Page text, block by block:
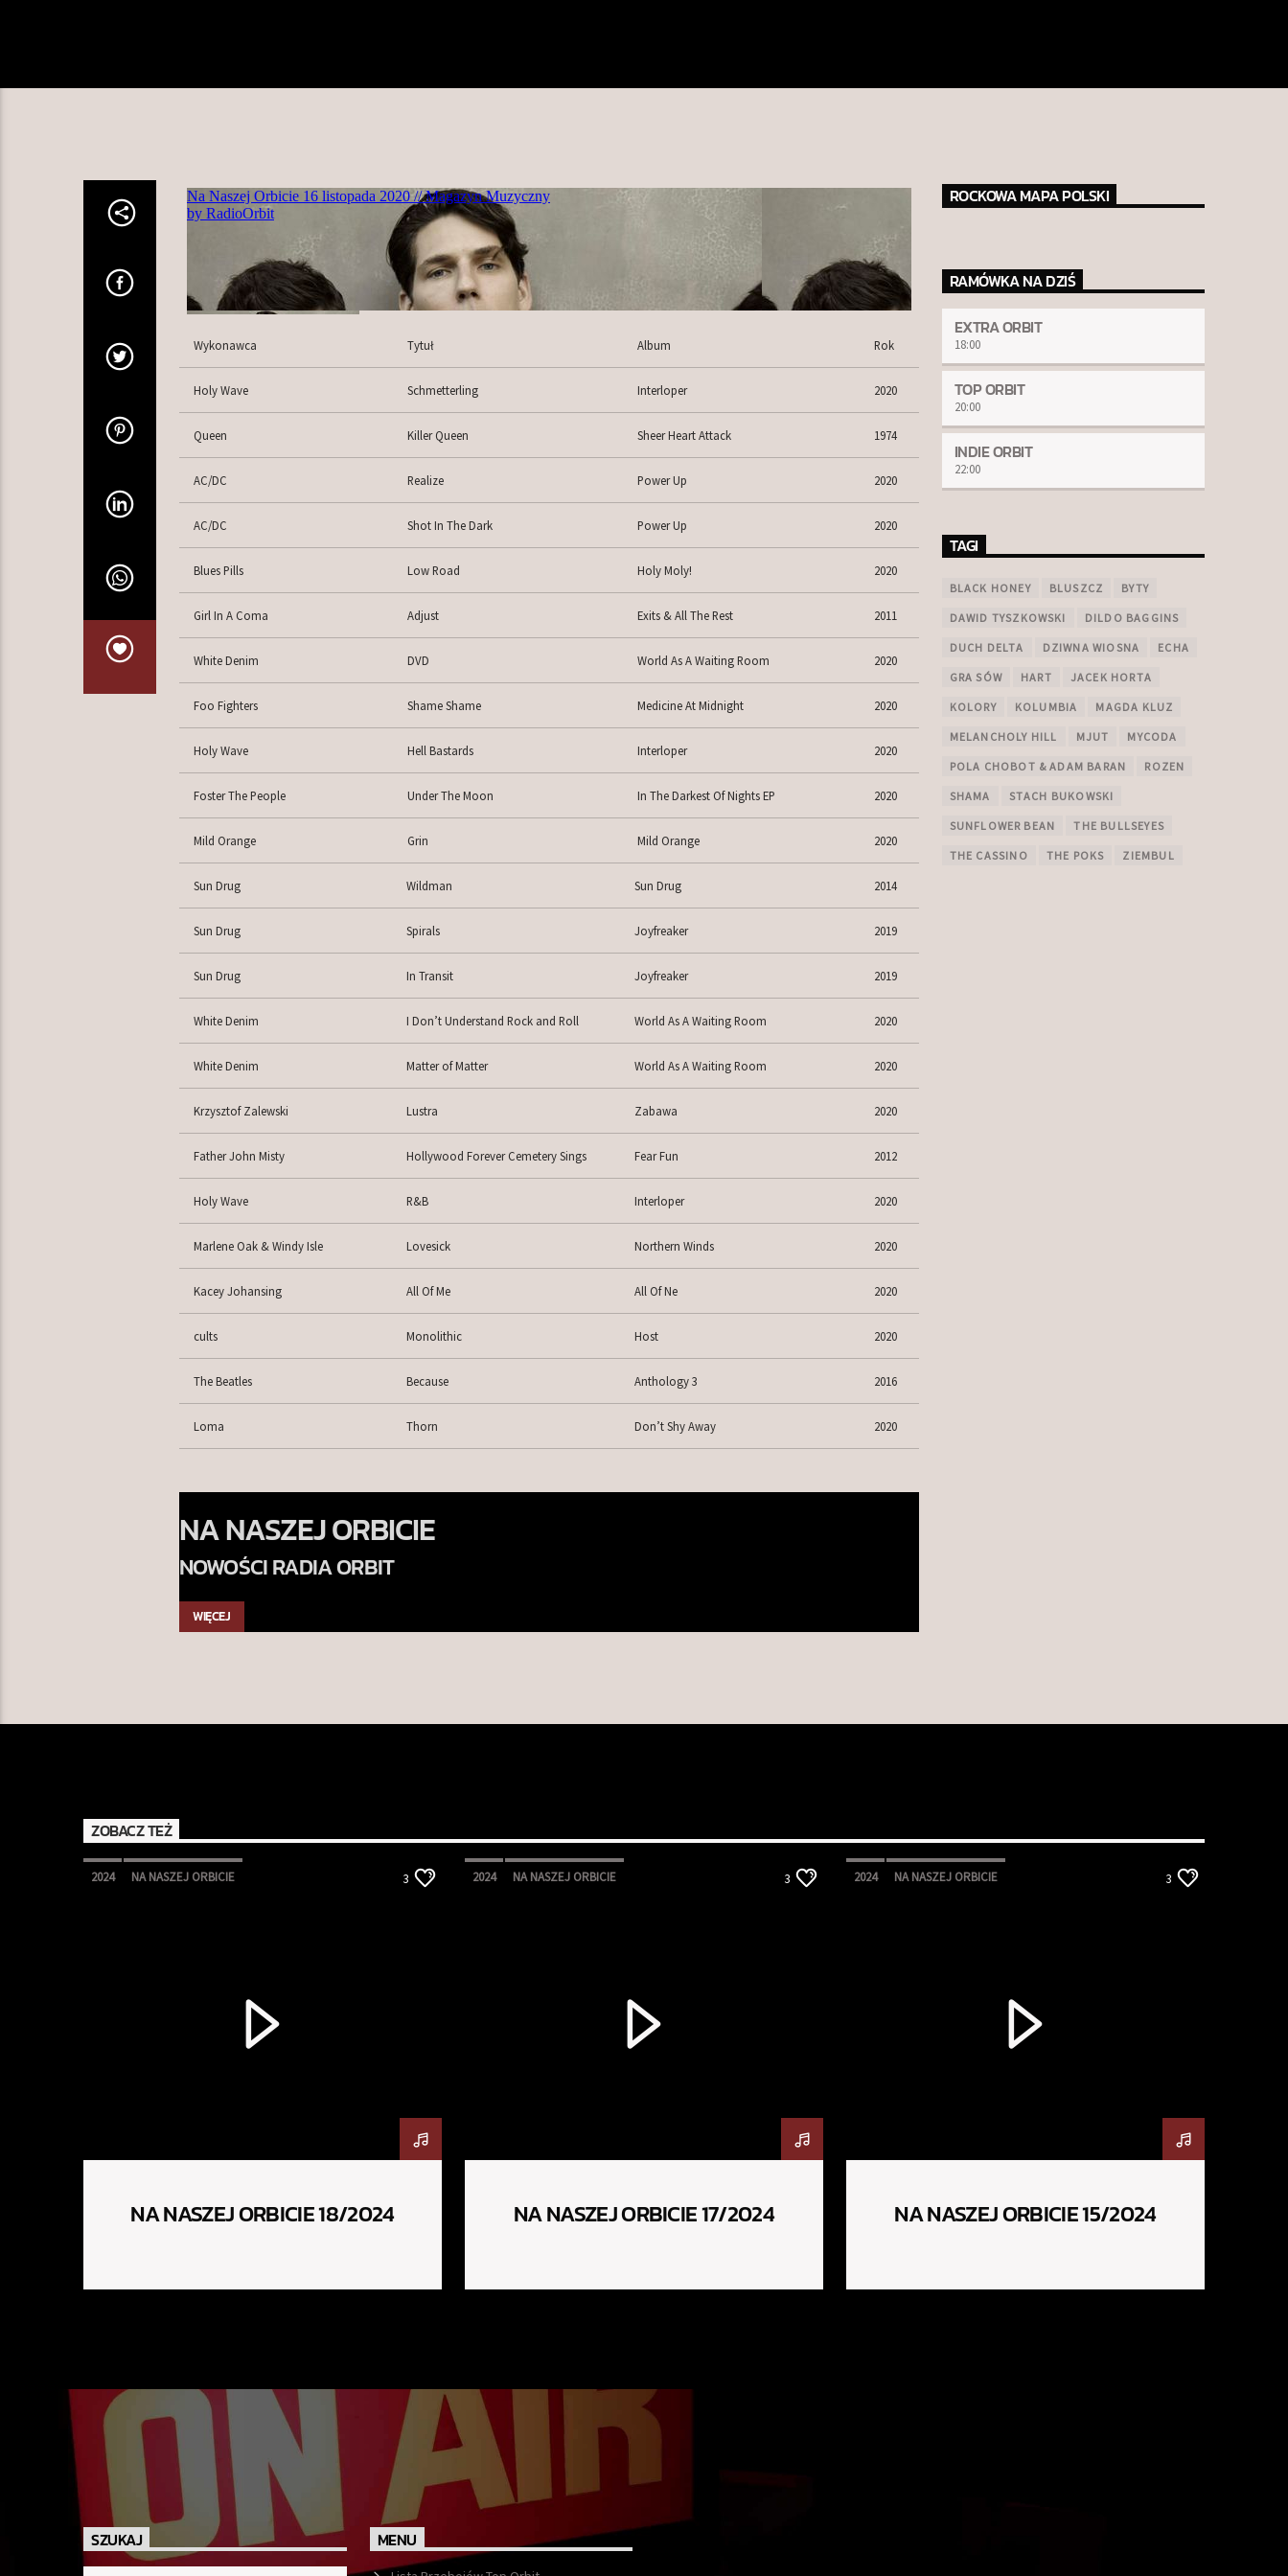
Wykonawca Tytuł Album Rok
Holy Wave Schmetterling Interloper 2020
Queen Killer Queen Sheer Heart Attack 1974
AC/DC Realize Power Up 2020
AC/DC Shot In The Dark Power Up 2020
Blues Pills Low Road Holy Moly! 2020
Girl In A Coma Adjust Exits & All The Rest 2011
White Denim DVD World As A Waiting Room 2020
Foo Fighters Shame Shame Medicine At Midnight 2020
Holy Wave Hell Bastards Interloper 2020
Foster The People Under The Moon In The Darkest Of Nights EP 2020
Mild Orange Grin Mild Orange 2020
Sun Drug Wildman Sun Drug 2014
Sun Drug Spirals Joyfreaker 2019
Sun Drug In Transit Joyfreaker 2019
White Denim I Don’t Understand Rock and Roll World As A Waiting Room 2020
White Denim Matter of Matter World As A Waiting Room 2020
Krzysztof Zalewski Lustra Zabawa 2020
Father John Misty Hollywood Forever Cemetery Sings Fear Fun 2012
Holy Wave R&B Interloper 2020
Marlene Oak & Windy Isle Lovesick Northern Winds 2020
Kacey Johansing All Of Me All Of Ne 2020
cults Monolithic Host 2020
The Beatles Because Anthology 3 2016
Loma Thorn Don’t Shy Away 2020
NA NASZEJ ORBICIE
NOWOŚCI RADIA ORBIT
WIĘCEJ
ROCKOWA MAPA POLSKI
RAMÓWKA NA DZIŚ
EXTRA ORBIT
18:00
TOP ORBIT
20:00
INDIE ORBIT
22:00
TAGI
BLACK HONEY BLUSZCZ BYTY
DAWID TYSZKOWSKI DILDO BAGGINS
DUCH DELTA DZIWNA WIOSNA ECHA
GRA SÓW HART JACEK HORTA
KOLORY KOLUMBIA MAGDA KLUZ
MELANCHOLY HILL MJUT MYCODA
POLA CHOBOT & ADAM BARAN ROZEN
SHAMA STACH BUKOWSKI
SUNFLOWER BEAN THE BULLSEYES
THE CASSINO THE POKS ZIEMBUL
ZOBACZ TEŻ
2024 NA NASZEJ ORBICIE 3
NA NASZEJ ORBICIE 18/2024
2024 NA NASZEJ ORBICIE 3
NA NASZEJ ORBICIE 17/2024
2024 NA NASZEJ ORBICIE 3
NA NASZEJ ORBICIE 15/2024
SZUKAJ MENU